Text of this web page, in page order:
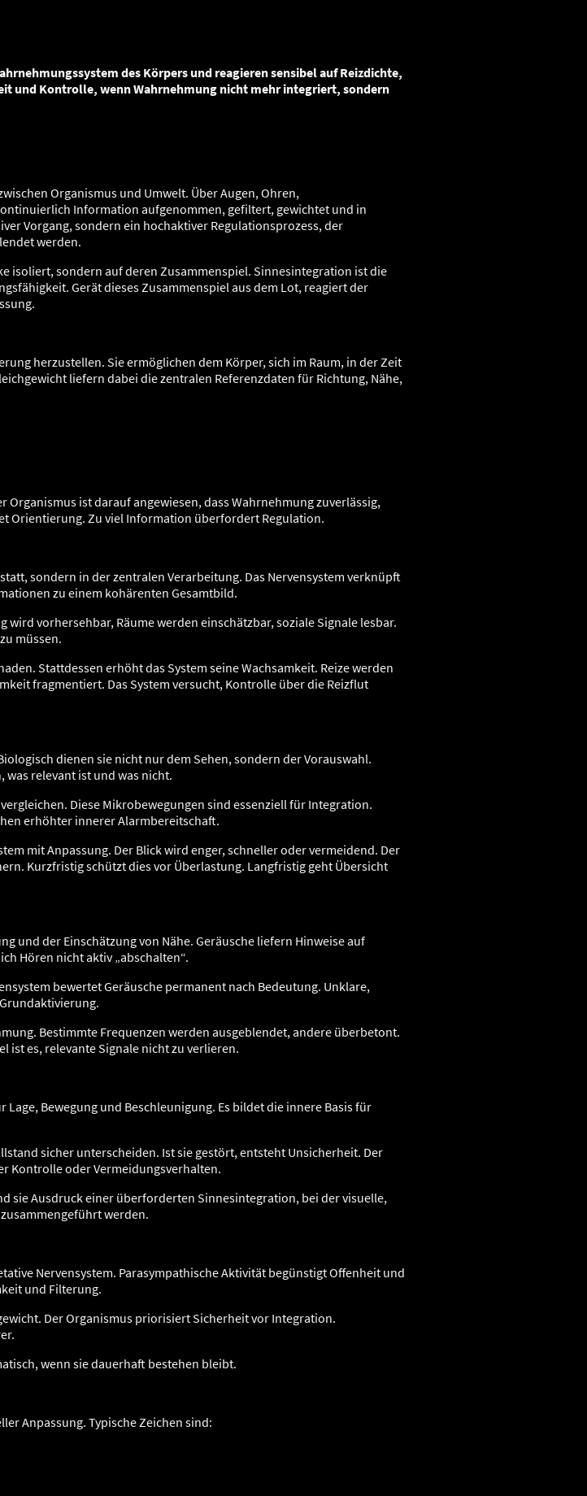
des Körpers und reagieren sensibel auf Reizdichte,
und Kontrolle, wenn Wahrnehmung nicht mehr integriert, sondern
Organismus und Umwelt. Über Augen, Ohren,
Information aufgenommen, gefiltert, gewichtet und in
Vorgang, sondern ein hochaktiver Regulationsprozess, der
werden.
isoliert, sondern auf deren Zusammenspiel. Sinnesintegration ist die
Gerät dieses Zusammenspiel aus dem Lot, reagiert der
herzustellen. Sie ermöglichen dem Körper, sich im Raum, in der Zeit
liefern dabei die zentralen Referenzdaten für Richtung, Nähe,
ist darauf angewiesen, dass Wahrnehmung zuverlässig,
Orientierung. Zu viel Information überfordert Regulation.
sondern in der zentralen Verarbeitung. Das Nervensystem verknüpft
zu einem kohärenten Gesamtbild.
vorhersehbar, Räume werden einschätzbar, soziale Signale lesbar.
müssen.
Stattdessen erhöht das System seine Wachsamkeit. Reize werden
fragmentiert. Das System versucht, Kontrolle über die Reizflut
dienen sie nicht nur dem Sehen, sondern der Vorauswahl.
was relevant ist und was nicht.
Diese Mikrobewegungen sind essenziell für Integration.
erhöhter innerer Alarmbereitschaft.
mit Anpassung. Der Blick wird enger, schneller oder vermeidend. Der
Kurzfristig schützt dies vor Überlastung. Langfristig geht Übersicht
und der Einschätzung von Nähe. Geräusche liefern Hinweise auf
Hören nicht aktiv „abschalten“.
bewertet Geräusche permanent nach Bedeutung. Unklare,
Bestimmte Frequenzen werden ausgeblendet, andere überbetont.
ist es, relevante Signale nicht zu verlieren.
Bewegung und Beschleunigung. Es bildet die innere Basis für
sicher unterscheiden. Ist sie gestört, entsteht Unsicherheit. Der
Kontrolle oder Vermeidungsverhalten.
sie Ausdruck einer überforderten Sinnesintegration, bei der visuelle,
werden.
Nervensystem. Parasympathische Aktivität begünstigt Offenheit und
und Filterung.
Der Organismus priorisiert Sicherheit vor Integration.
wenn sie dauerhaft bestehen bleibt.
Anpassung. Typische Zeichen sind: